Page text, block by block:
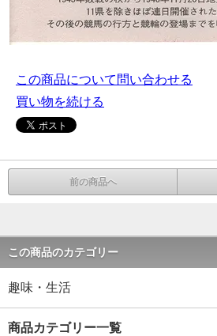
この商品について問い合わせる
買い物を続ける
前の商品へ
この商品のカテゴリー
趣味・生活
商品カテゴリー一覧